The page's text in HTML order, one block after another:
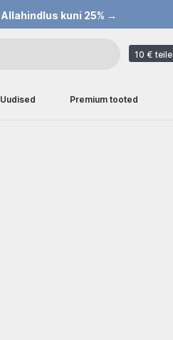
Allahindlus kuni 25% →
10 € teile
Uudised Premium tooted